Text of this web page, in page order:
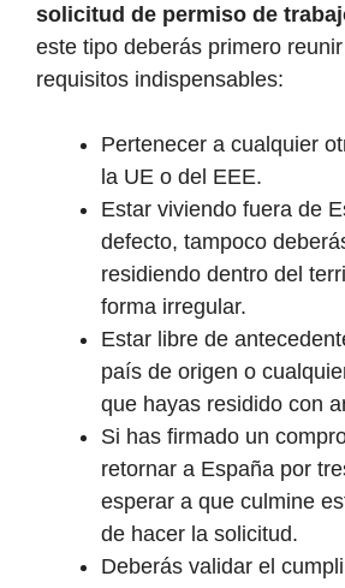
solicitud de permiso de
este tipo deberás primero
requisitos indispensables:
Pertenecer a cualquier
la UE o del EEE.
Estar viviendo fuera de
defecto, tampoco
residiendo dentro del
forma irregular.
Estar libre de
país de origen o
que hayas residido con
Si has firmado un
retornar a España por
esperar a que culmine
de hacer la solicitud.
Deberás validar el